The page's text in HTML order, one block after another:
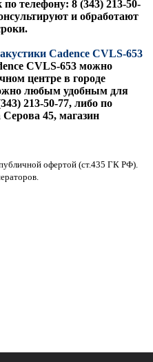
телефону: 8 (343) 213-50-
и обработают
Cadence CVLS-653
CVLS-653 можно
центре в городе
любым удобным для
213-50-77, либо по
Серова 45, магазин
офертой (ст.435 ГК РФ).